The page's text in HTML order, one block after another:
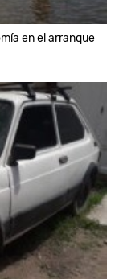
en el arranque